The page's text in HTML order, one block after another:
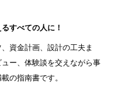
すべての人に！
資金計画、設計の工夫ま
ー、体験談を交えながら事
の指南書です。